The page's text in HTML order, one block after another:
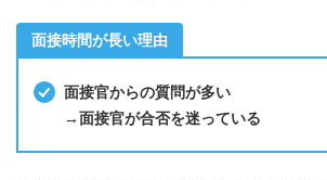
面接時間が長い理由
面接官からの質問が多い
→面接官が合否を迷っている